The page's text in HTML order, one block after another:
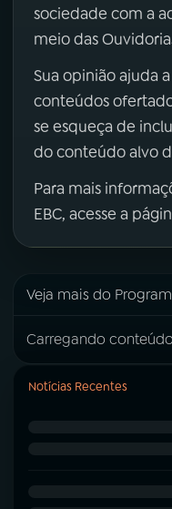
sociedade com a
meio das
Sua opinião ajuda
conteúdos
se esqueça de
do conteúdo alvo
Para mais
EBC, acesse a
Veja mais do
Carregando
Notícias Recentes